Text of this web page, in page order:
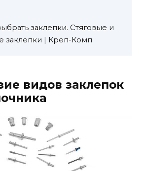
заклепки. Стяговые и
заклепки | Креп-Комп
видов заклепок